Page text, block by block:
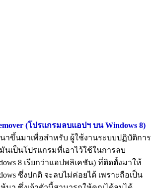
(โปรแกรมลบแอปฯ บน Windows 8)
ขึ้นมาเพื่อสำหรับ ผู้ใช้งานระบบปฏิบัติการ
มันเป็นโปรแกรมที่เอาไว้ใช้ในการลบ
8 เรียกว่าแอปพลิเคชัน) ที่ติดตั้งมาให้
ซึ่งปกติ จะลบไม่ค่อยได้ เพราะถือเป็น